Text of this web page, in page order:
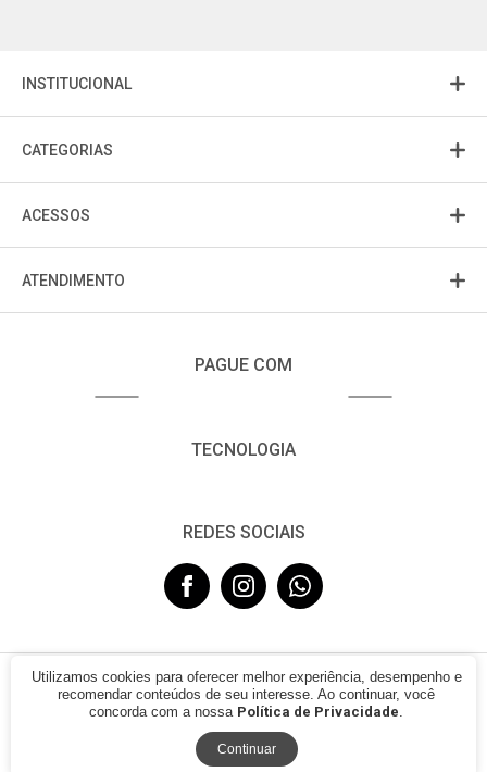
INSTITUCIONAL
CATEGORIAS
ACESSOS
ATENDIMENTO
PAGUE COM
TECNOLOGIA
REDES SOCIAIS
© 2021 - FUJISOM. CNPJ: 08.683.782/0001-12. Todos os direitos
reservados.
Utilizamos cookies para oferecer melhor experiência, desempenho e
recomendar conteúdos de seu interesse. Ao continuar, você
concorda com a nossa Política de Privacidade.
Continuar